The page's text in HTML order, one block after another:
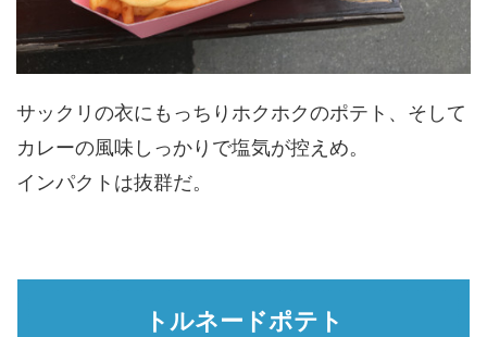
サックリの衣にもっちりホクホクのポテト、そして
カレーの風味しっかりで塩気が控えめ。
インパクトは抜群だ。
トルネードポテト